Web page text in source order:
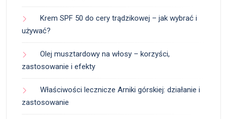
Krem SPF 50 do cery trądzikowej – jak wybrać i
używać?
Olej musztardowy na włosy – korzyści,
zastosowanie i efekty
Właściwości lecznicze Arniki górskiej: działanie i
zastosowanie